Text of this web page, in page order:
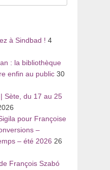
à Sindbad ! 4
: la bibliothèque
enfin au public 30
Sète, du 17 au 25
pour Françoise
–
– été 2026 26
François Szabó